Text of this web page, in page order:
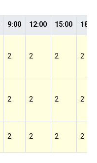
9:00 12:00 15:00
2 2 2 2
2 2 2 2
2 2 2 2